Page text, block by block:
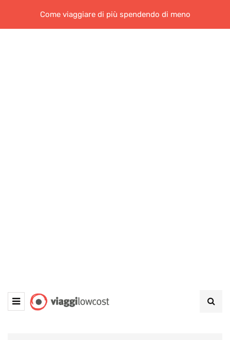
Come viaggiare di più spendendo di meno